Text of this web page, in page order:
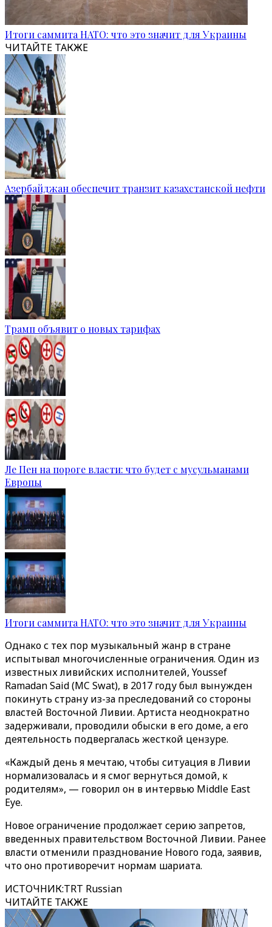
Итоги саммита НАТО: что это значит для Украины
ЧИТАЙТЕ ТАКЖЕ
Азербайджан обеспечит транзит казахстанской нефти
Трамп объявит о новых тарифах
Ле Пен на пороге власти: что будет с мусульманами
Европы
Итоги саммита НАТО: что это значит для Украины
Однако с тех пор музыкальный жанр в стране
испытывал многочисленные ограничения. Один из
известных ливийских исполнителей, Youssef
Ramadan Said (MC Swat), в 2017 году был вынужден
покинуть страну из-за преследований со стороны
властей Восточной Ливии. Артиста неоднократно
задерживали, проводили обыски в его доме, а его
деятельность подвергалась жесткой цензуре.
«Каждый день я мечтаю, чтобы ситуация в Ливии
нормализовалась и я смог вернуться домой, к
родителям», — говорил он в интервью Middle East
Eye.
Новое ограничение продолжает серию запретов,
введенных правительством Восточной Ливии. Ранее
власти отменили празднование Нового года, заявив,
что оно противоречит нормам шариата.
ИСТОЧНИК:TRT Russian
ЧИТАЙТЕ ТАКЖЕ